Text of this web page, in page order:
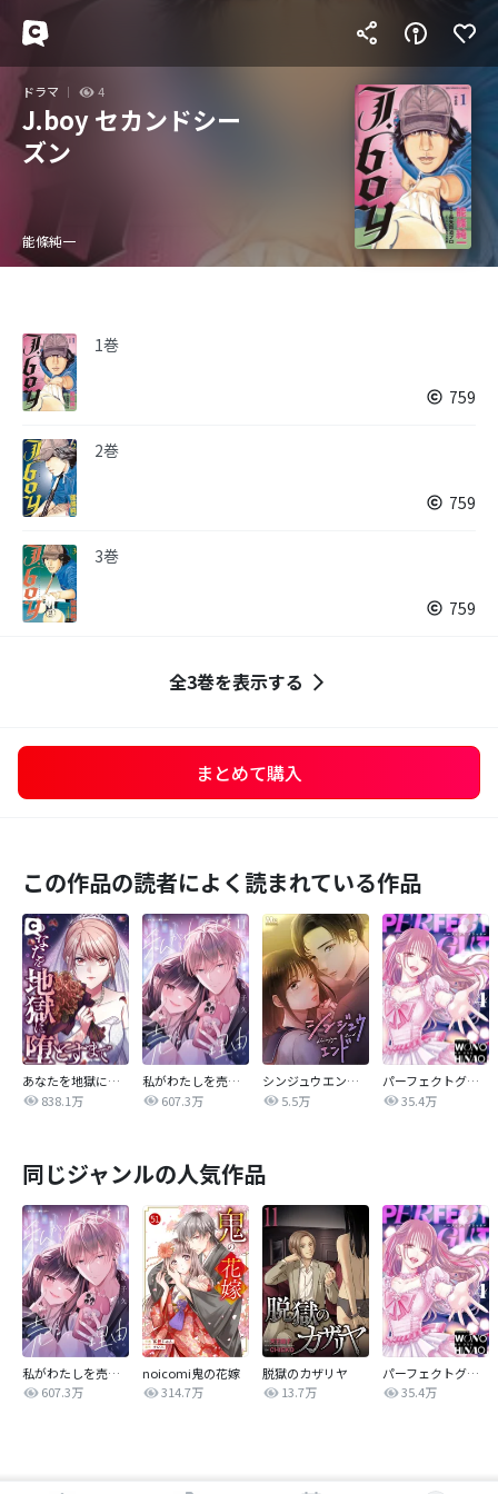
ドラマ 4
J.boy セカンドシー
ズン
能條純一
1巻
759
2巻
759
3巻
759
全3巻を表示する
まとめて購入
この作品の読者によく読まれている作品
あなたを地獄に堕とすまで
838.1万
私がわたしを売る理由
607.3万
シンジュウエンド【タテヨミ】
5.5万
パーフェクトグリッター
35.4万
同じジャンルの人気作品
私がわたしを売る理由
607.3万
noicomi鬼の花嫁
314.7万
脱獄のカザリヤ
13.7万
パーフェクトグリッター
35.4万